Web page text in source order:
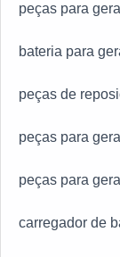
peças para
bateria para
peças de
peças para
peças para
carregador de